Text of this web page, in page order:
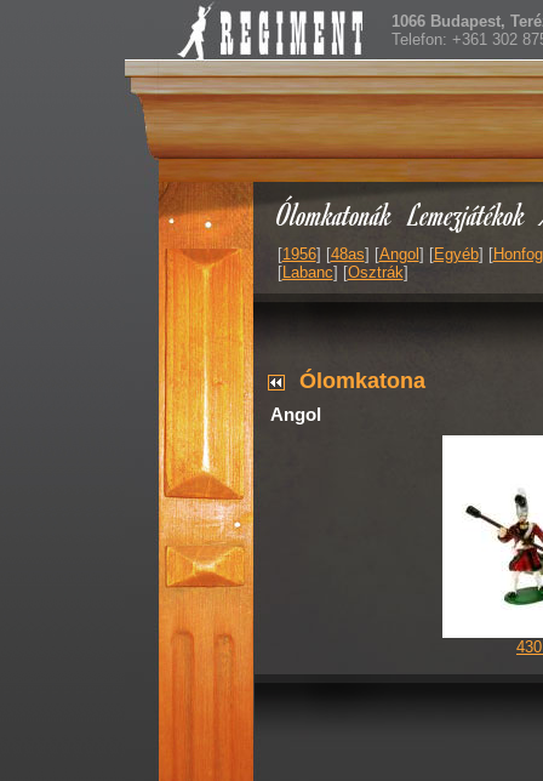
Ólomkatonák Lemezjátékok
1066 Budapest,
Telefon: +361 302
[1956] [48as] [Angol ] [Egyéb] [
[Labanc] [Osztrák]
Ólomkatona
Angol